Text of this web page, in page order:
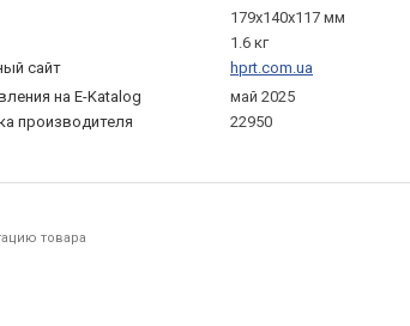
179x140x117 мм
1.6 кг
сайт
hprt.com.ua
на E-Katalog
май 2025
производителя
22950
товара